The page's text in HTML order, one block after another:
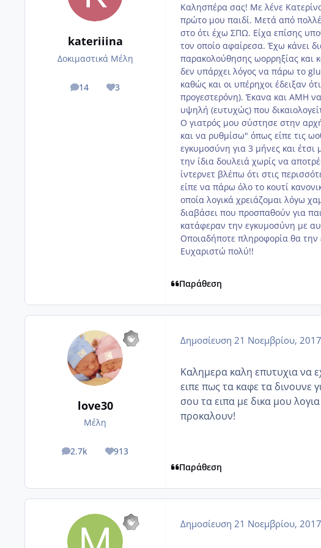
kateriiina
Δοκιμαστικά Μέλη
14
posts 3
Reputation
Καλησπέρα σας! Με λένε
πρώτο μου παιδί. Μετά από
στο ότι έχω ΣΠΩ. Είχα επίσης
τον οποίο αφαίρεσα. Έχω κάνει
παρακολούθησης ωορρηξίας και
δεν υπάρχει λόγος να πάρω το
καθώς και οι υπέρηχοι έδειξαν
προγεστερόνη). Έκανα και AMH
υψηλή (ευτυχώς) που
Ο γιατρός μου σύστησε στην
και να ρυθμίσω" όπως είπε τις
εγκυμοσύνη για 3 μήνες και
την ίδια δουλειά χωρίς να
ίντερνετ βλέπω ότι στις
είπε να πάρω όλο το κουτί
οποία λογικά χρειάζομαι λόγω
διαβάσει που προσπαθούν για
κατάφεραν την εγκυμοσύνη με
Οποιαδήποτε πληροφορία θα την
Ευχαριστώ πολύ!!
Παράθεση
love30
Μέλη
2.7k
posts 913
Reputation
Δημοσίευση 21 Νοεμβρίου, 2017
Καλημερα καλη επυτυχια να
ειπε πως τα καφε τα δινουνε
σου τα ειπα με δικα μου
προκαλουν!
Παράθεση
Δημοσίευση 21 Νοεμβρίου, 2017